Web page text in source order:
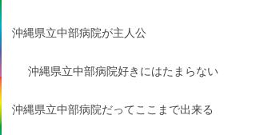
沖縄県立中部病院が主人公
沖縄県立中部病院好きにはたまらない
沖縄県立中部病院だってここまで出来る